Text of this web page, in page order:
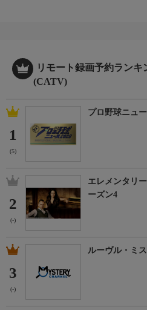
リモート録画予約ランキ
(CATV)
1
(5)
プロ野球ニュ
2
(-)
エレメンタリ
ーズン4
3
(-)
ルーヴル・ミ